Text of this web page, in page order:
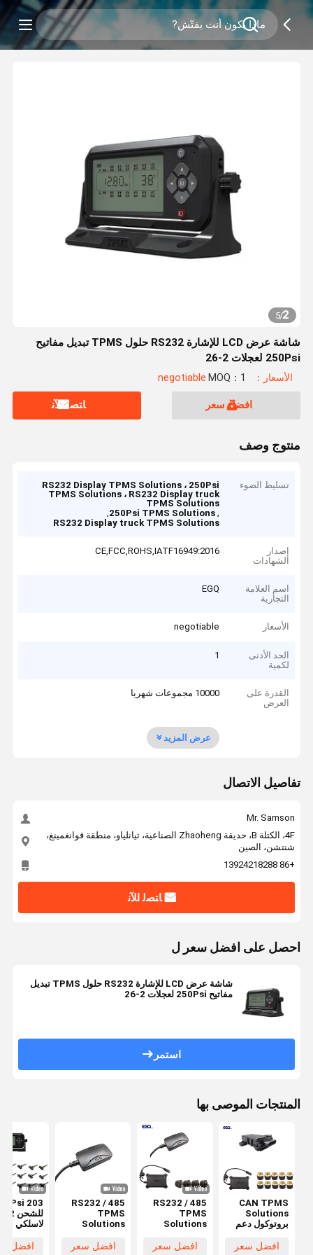
2
/
5
شاشة عرض LCD للإشارة RS232 حلول TPMS تبديل مفاتيح
250Psi لعجلات 2-26
الأسعار：negotiable MOQ：1
افضل سعر ﺎﺘﺼﻟ ﺍﻶﻧ
منتوج وصف
تسليط الضوء
RS232 Display TPMS Solutions ، 250Psi
TPMS Solutions ، RS232 Display truck
TPMS Solutions
,
250Psi TPMS Solutions
,
RS232 Display truck TPMS Solutions
إصدار
الشهادات
CE,FCC,ROHS,IATF16949:2016
اسم العلامة
التجارية
EGQ
الأسعار negotiable
الحد الأدنى
لكمية
1
القدرة على
العرض
10000 مجموعات شهريا
عرض المزيد
تفاصيل الاتصال
Mr. Samson
4F، الكتلة B، حديقة Zhaoheng الصناعية، تيانلياو، منطقة قوانغمينغ،
شنتشن، الصين
+86 13924218288
ﺎﺘﺼﻟ ﺍﻶﻧ
احصل على افضل سعر ل
شاشة عرض LCD للإشارة RS232 حلول TPMS تبديل
مفاتيح 250Psi لعجلات 2-26
استمر
المنتجات الموصى بها
CAN TPMS
Solutions
بروتوكول دعم
بتنسيق 1939
افضل سعر
RS232 / 485
TPMS
Solutions
Interface
افضل سعر
RS232 / 485
TPMS
Solutions
Interface
افضل سعر افضل